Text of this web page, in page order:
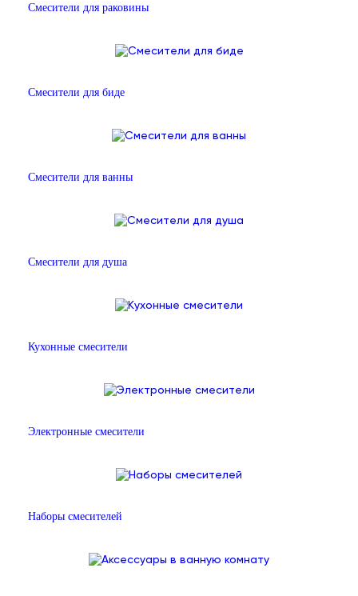
Смесители для раковины
Смесители для биде
Смесители для ванны
Смесители для душа
Кухонные смесители
Электронные смесители
Наборы смесителей